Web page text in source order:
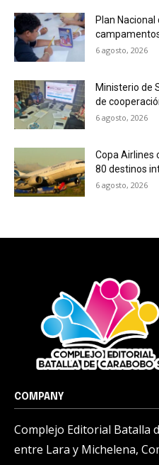
Plan
6 agosto, 2026
Ministerio de
de
6 agosto, 2026
Copa Airlines
80 destinos
6 agosto, 2026
COMPANY
Complejo Editorial Batalla
entre Lara y Michelena,